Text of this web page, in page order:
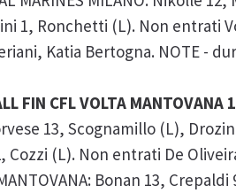
1, Ronchetti (L). Non entrati
Katia Bertogna. NOTE -
FIN CFL VOLTA
13, Scognamillo (L),
Cozzi (L). Non entrati De
Bonan 13,